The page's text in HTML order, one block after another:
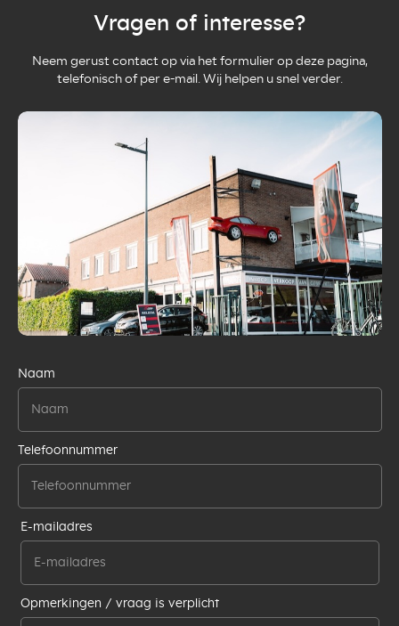
Vragen of interesse?
Neem gerust contact op via het formulier op deze pagina,
telefonisch of per e-mail. Wij helpen u snel verder.
Naam
Telefoonnummer
E-mailadres
Opmerkingen / vraag is verplicht